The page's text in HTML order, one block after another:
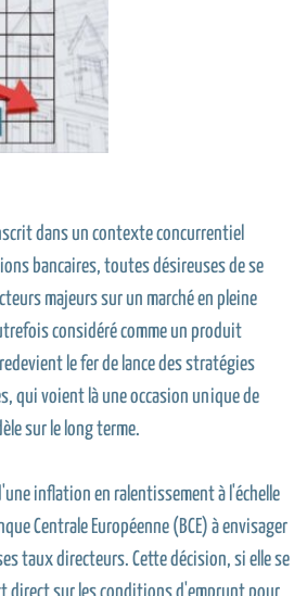
dans un contexte concurrentiel
bancaires, toutes désireuses de se
majeurs sur un marché en pleine
considéré comme un produit
le fer de lance des stratégies
qui voient là une occasion unique de
sur le long terme.
inflation en ralentissement à l'échelle
Centrale Européenne (BCE) à envisager
taux directeurs. Cette décision, si elle se